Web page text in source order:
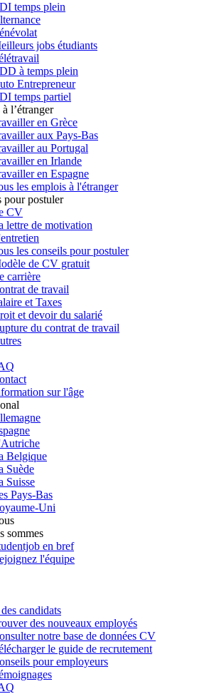
temps plein
jobs étudiants
à temps plein
Entrepreneur
temps partiel
l’étranger
en Grèce
aux Pays-Bas
au Portugal
en Irlande
en Espagne
les emplois à l'étranger
pour postuler
CV
lettre de motivation
les conseils pour postuler
de CV gratuit
carrière
de travail
et Taxes
et devoir du salarié
du contrat de travail
sur l'âge
Belgique
Suède
Suisse
Pays-Bas
Uni
sommes
en bref
l'équipe
candidats
des nouveaux employés
notre base de données CV
le guide de recrutement
pour employeurs